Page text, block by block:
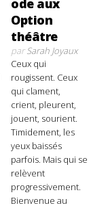
ode aux
Option
théâtre
parSarah Joyaux
Ceux qui
rougissent. Ceux
qui clament,
crient, pleurent,
jouent, sourient.
Timidement, les
yeux baissés
parfois. Mais qui se
relèvent
progressivement.
Bienvenue au